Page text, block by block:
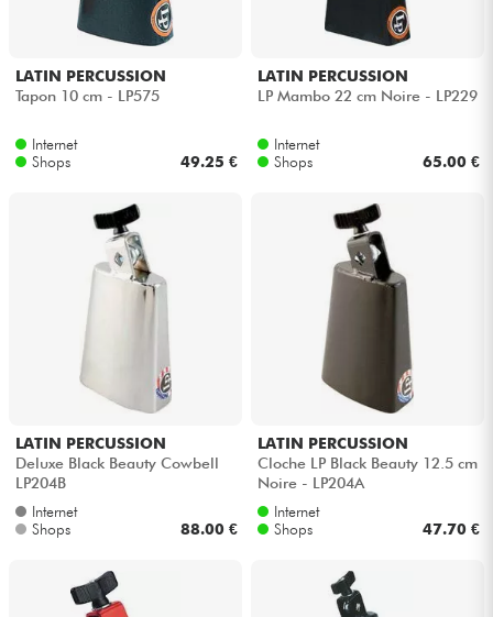
LATIN PERCUSSION
Tapon 10 cm - LP575
Internet
Shops
49.25 €
LATIN PERCUSSION
LP Mambo 22 cm Noire - LP229
Internet
Shops
65.00 €
LATIN PERCUSSION
Deluxe Black Beauty Cowbell
LP204B
Internet
Shops
88.00 €
LATIN PERCUSSION
Cloche LP Black Beauty 12.5 cm
Noire - LP204A
Internet
Shops
47.70 €